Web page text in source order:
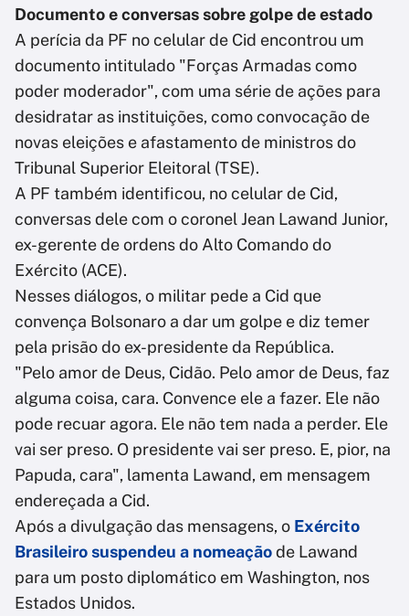
Documento e conversas sobre golpe de estado
A perícia da PF no celular de Cid encontrou um
documento intitulado "Forças Armadas como
poder moderador", com uma série de ações para
desidratar as instituições, como convocação de
novas eleições e afastamento de ministros do
Tribunal Superior Eleitoral (TSE).
A PF também identificou, no celular de Cid,
conversas dele com o coronel Jean Lawand Junior,
ex-gerente de ordens do Alto Comando do
Exército (ACE).
Nesses diálogos, o militar pede a Cid que
convença Bolsonaro a dar um golpe e diz temer
pela prisão do ex-presidente da República.
"Pelo amor de Deus, Cidão. Pelo amor de Deus, faz
alguma coisa, cara. Convence ele a fazer. Ele não
pode recuar agora. Ele não tem nada a perder. Ele
vai ser preso. O presidente vai ser preso. E, pior, na
Papuda, cara", lamenta Lawand, em mensagem
endereçada a Cid.
Após a divulgação das mensagens, o Exército
Brasileiro suspendeu a nomeaçãode Lawand
para um posto diplomático em Washington, nos
Estados Unidos.